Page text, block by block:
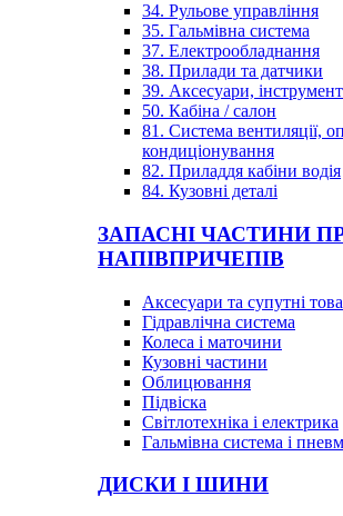
34. Рульове управління
35. Гальмівна система
37. Електрообладнання
38. Прилади та датчики
39. Аксесуари,
50. Кабіна / салон
81. Система вентиляції,
кондиціонування
82. Приладдя кабіни водія
84. Кузовні деталі
ЗАПАСНІ ЧАСТИНИ
НАПІВПРИЧЕПІВ
Аксесуари та супутні
Гідравлічна система
Колеса і маточини
Кузовні частини
Облицювання
Підвіска
Світлотехніка і електрика
Гальмівна система і
ДИСКИ І ШИНИ